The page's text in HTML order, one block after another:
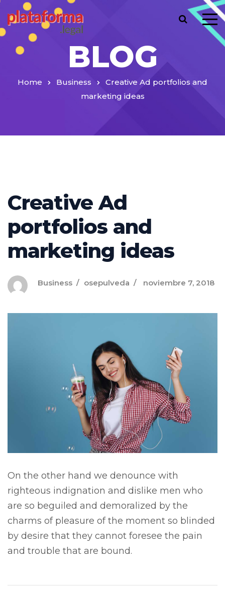
BLOG
Home Business
Creative Ad portfolios and
marketing ideas
Creative Ad
portfolios and
marketing ideas
Business osepulveda noviembre 7, 2018
On the other hand we denounce with
righteous indignation and dislike men who
are so beguiled and demoralized by the
charms of pleasure of the moment so blinded
by desire that they cannot foresee the pain
and trouble that are bound.